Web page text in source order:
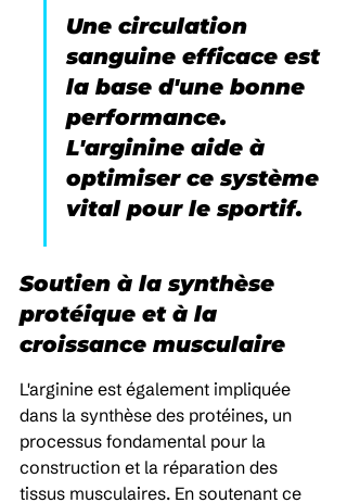
Une circulation
sanguine efficace est
la base d'une bonne
performance.
L'arginine aide à
optimiser ce système
vital pour le sportif.
Soutien à la synthèse
protéique et à la
croissance musculaire
L'arginine est également impliquée
dans la synthèse des protéines, un
processus fondamental pour la
construction et la réparation des
tissus musculaires. En soutenant ce